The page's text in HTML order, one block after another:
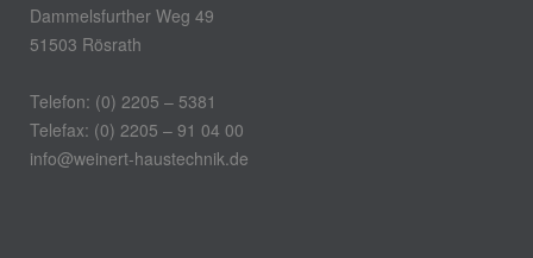
Dammelsfurther Weg 49
51503 Rösrath
Telefon: (0) 2205 – 5381
Telefax: (0) 2205 – 91 04 00
info@weinert-haustechnik.de